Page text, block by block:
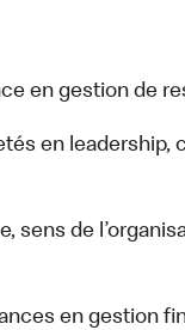
en gestion de
en leadership,
de
en gestion